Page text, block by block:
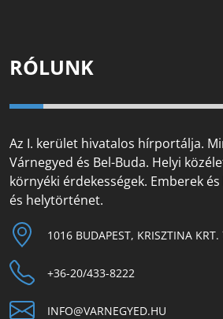
RÓLUNK
Az I. kerület hivatalos hírportálja.
Várnegyed és Bel-Buda. Helyi
környéki érdekességek. Emberek
és helytörténet.
1016 BUDAPEST, KRISZTINA KRT.
+36-20/433-8222
INFO@VARNEGYED.HU